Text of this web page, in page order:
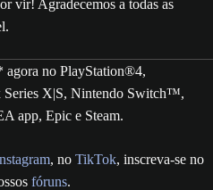
vir! Agradecemos a todas as
agora no PlayStation®4,
X|S, Nintendo Switch™,
app, Epic e Steam.
, no TikTok, inscreva-se no
fóruns.